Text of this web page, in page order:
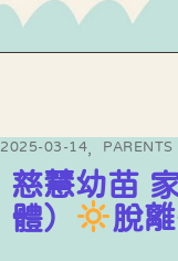
2025-03-14 PARENTS
慈慧幼苗
體）
脫